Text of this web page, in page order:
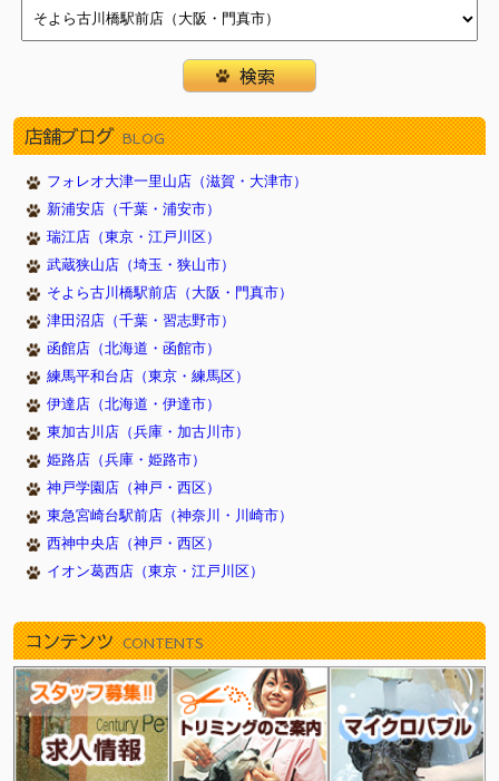
店舗ブログ BLOG
フォレオ大津一里山店（滋賀・大津市）
新浦安店（千葉・浦安市）
瑞江店（東京・江戸川区）
武蔵狭山店（埼玉・狭山市）
そよら古川橋駅前店（大阪・門真市）
津田沼店（千葉・習志野市）
函館店（北海道・函館市）
練馬平和台店（東京・練馬区）
伊達店（北海道・伊達市）
東加古川店（兵庫・加古川市）
姫路店（兵庫・姫路市）
神戸学園店（神戸・西区）
東急宮崎台駅前店（神奈川・川崎市）
西神中央店（神戸・西区）
イオン葛西店（東京・江戸川区）
コンテンツ CONTENTS